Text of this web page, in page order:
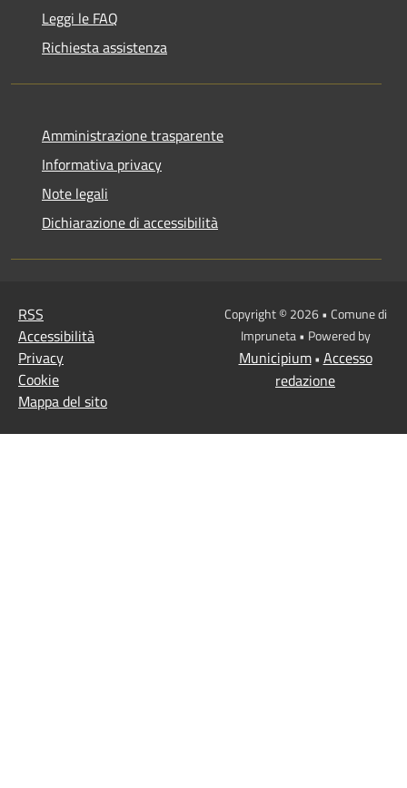
Leggi le FAQ
Richiesta assistenza
Amministrazione trasparente
Informativa privacy
Note legali
Dichiarazione di accessibilità
RSS
Accessibilità
Privacy
Cookie
Mappa del sito
Copyright © 2026 • Comune di
Impruneta • Powered by
Municipium• Accesso
redazione